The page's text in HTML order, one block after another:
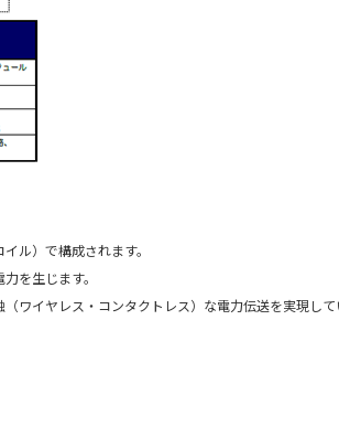
ル）で構成されます。
を生じます。
ワイヤレス・コンタクトレス）な電力伝送を実現して